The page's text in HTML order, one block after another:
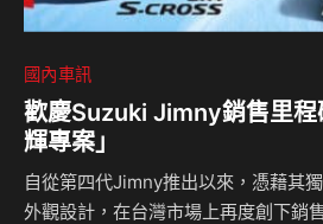
國內車訊
歡慶Suzuki Jimny銷售里
輝專案」
自從第四代Jimny推出以來，憑藉其
外觀設計，在台灣市場上再度創下銷